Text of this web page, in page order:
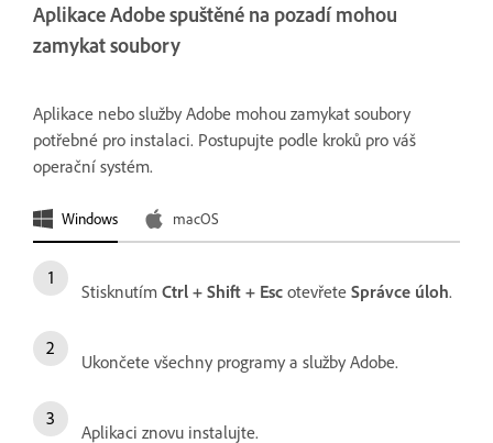
Aplikace Adobe spuštěné na pozadí mohou
zamykat soubory
Aplikace nebo služby Adobe mohou zamykat soubory
potřebné pro instalaci. Postupujte podle kroků pro váš
operační systém.
Windows macOS
Stisknutím Ctrl + Shift + Esc otevřete Správce úloh.
Ukončete všechny programy a služby Adobe.
Aplikaci znovu instalujte.